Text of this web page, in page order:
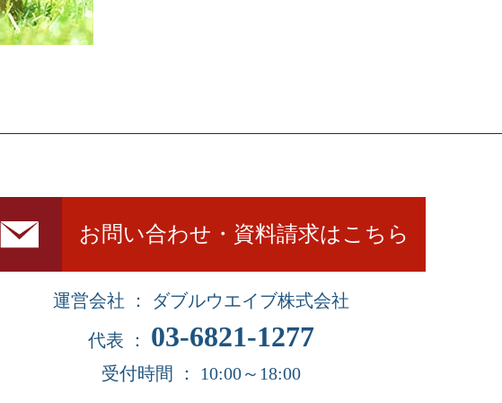
お問い合わせ・資料請求はこちら
運営会社 ： ダブルウエイブ株式会社
代表 ： 03-6821-1277
受付時間 ： 10:00～18:00